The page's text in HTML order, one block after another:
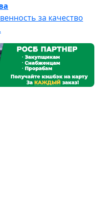
за качество